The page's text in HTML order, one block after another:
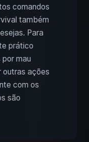
comandos
também
Para
prático
mau
outras ações
com os
são